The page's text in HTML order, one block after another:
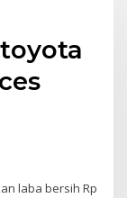
laba bersih Rp